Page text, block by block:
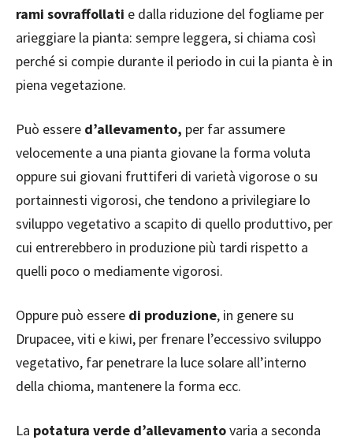
rami sovraffollati e dalla riduzione del fogliame per
arieggiare la pianta: sempre leggera, si chiama così
perché si compie durante il periodo in cui la pianta è in
piena vegetazione.
Può essere d’allevamento, per far assumere
velocemente a una pianta giovane la forma voluta
oppure sui giovani fruttiferi di varietà vigorose o su
portainnesti vigorosi, che tendono a privilegiare lo
sviluppo vegetativo a scapito di quello produttivo, per
cui entrerebbero in produzione più tardi rispetto a
quelli poco o mediamente vigorosi.
Oppure può essere di produzione, in genere su
Drupacee, viti e kiwi, per frenare l’eccessivo sviluppo
vegetativo, far penetrare la luce solare all’interno
della chioma, mantenere la forma ecc.
La potatura verde d’allevamentovaria a seconda